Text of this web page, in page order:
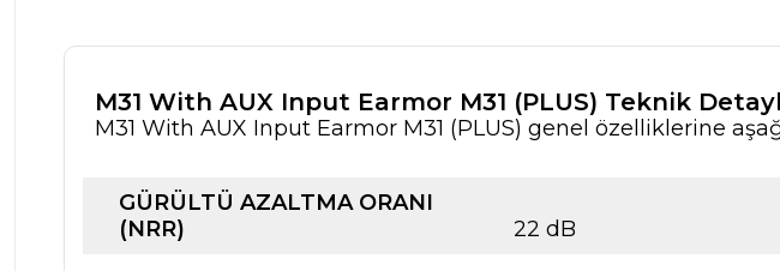
M31 With AUX Input Earmor M31 (PLUS) Teknik
M31 With AUX Input Earmor M31 (PLUS) genel özelliklerine
GÜRÜLTÜ AZALTMA ORANI
(NRR)
22 dB